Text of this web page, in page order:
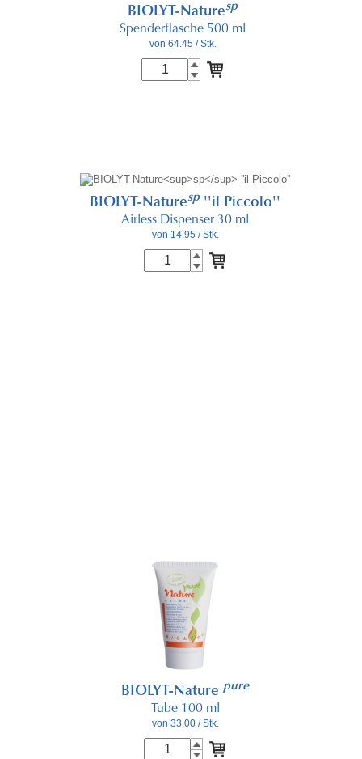
BIOLYT-Naturesp
Spenderflasche 500 ml
von 64.45 / Stk.
BIOLYT-Naturesp ''il Piccolo''
Airless Dispenser 30 ml
von 14.95 / Stk.
BIOLYT-Naturepure
Tube 100 ml
von 33.00/ Stk.